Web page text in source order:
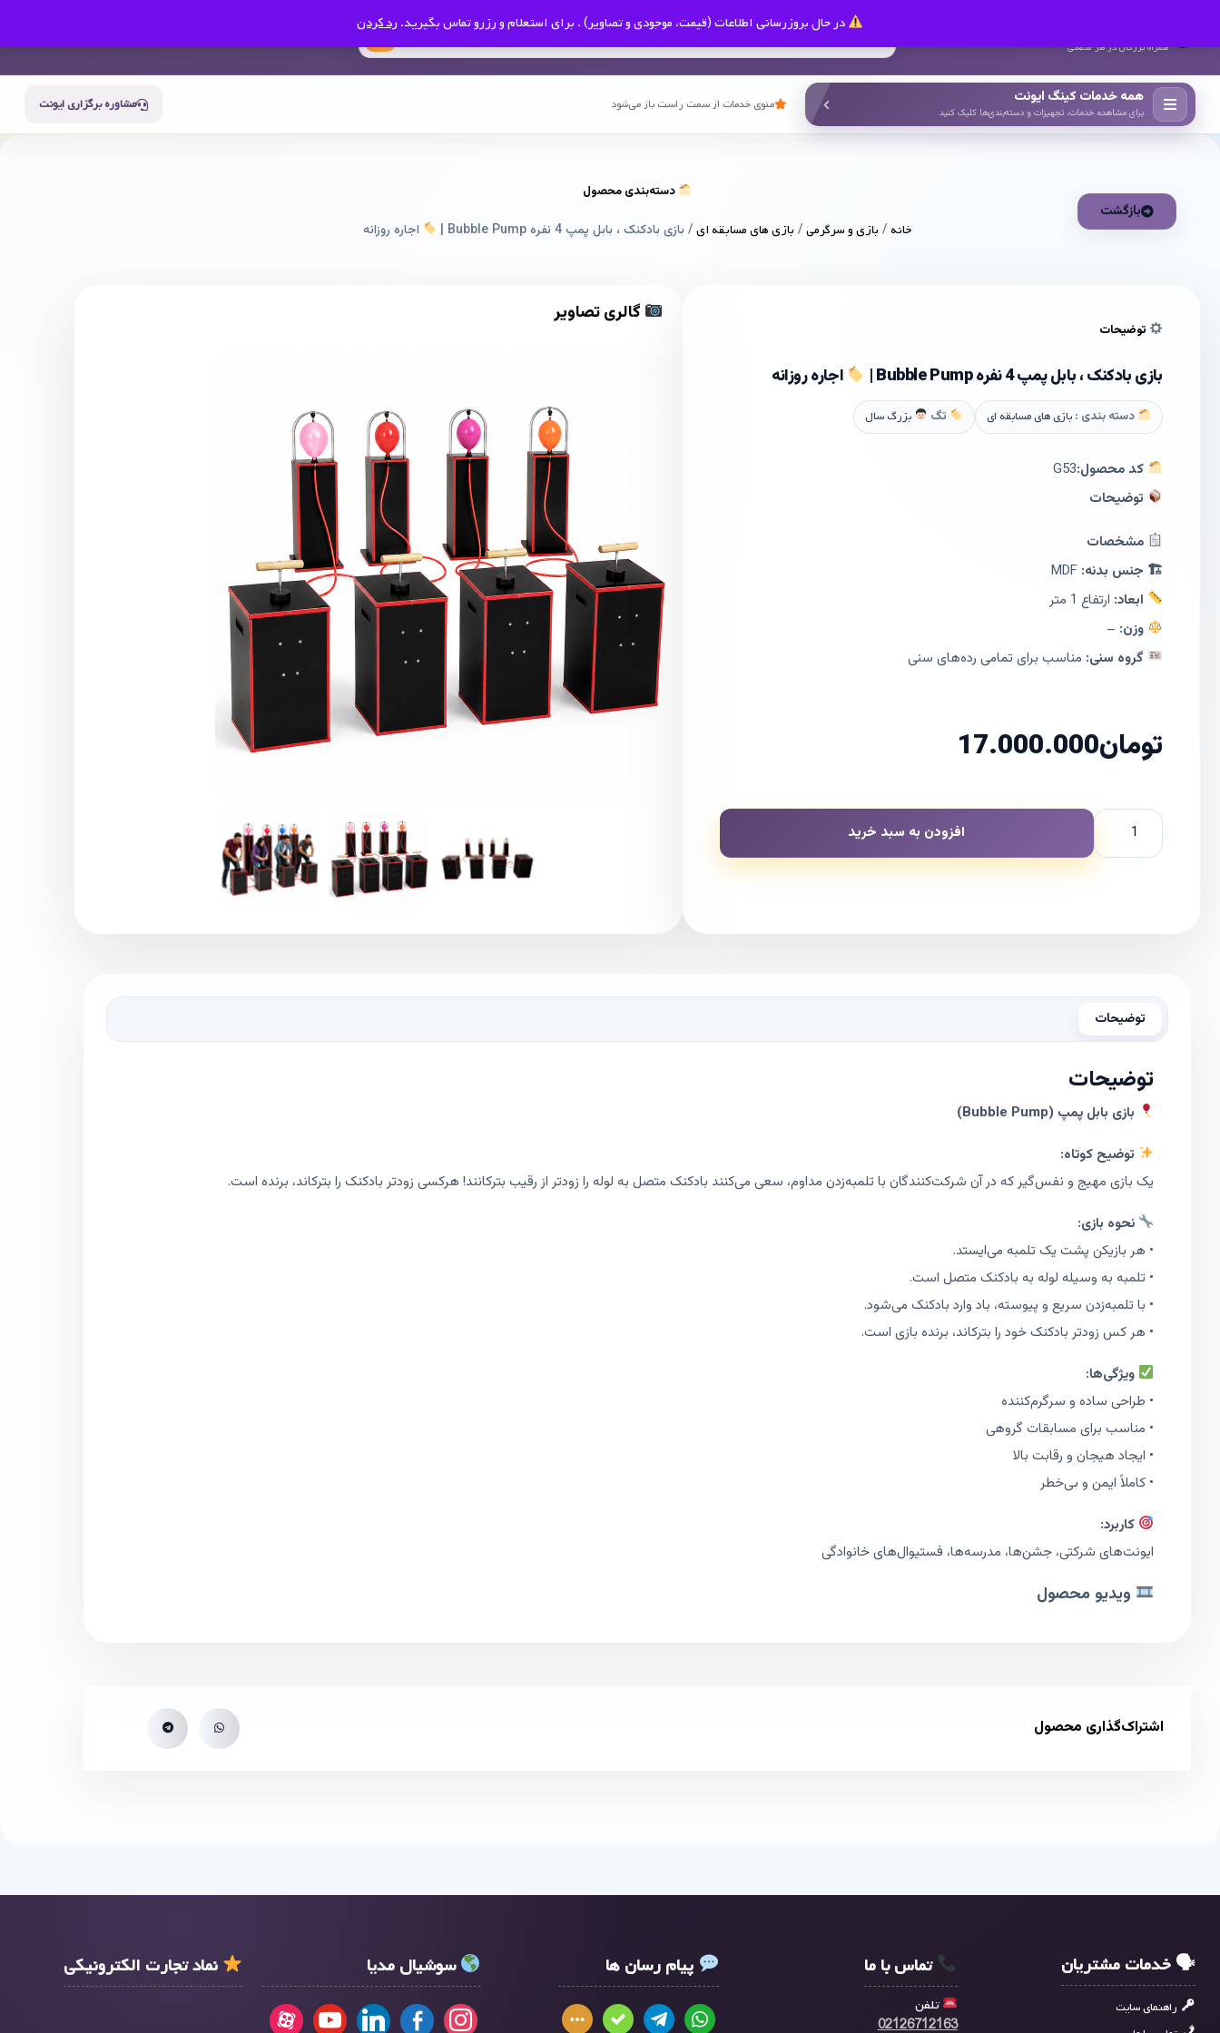
در حال بروزرسانی اطلاعات (قیمت، موجودی و تصاویر) . برای استعلام و رزرو تماس بگیرید. رد کردن
همراه بزرگان در هر صنعتی
همه خدمات کینگ ایونت
برای مشاهده خدمات، تجهیزات و دسته‌بندی‌ها کلیک کنید
منوی خدمات از سمت راست باز می‌شود مشاوره برگزاری ایونت
بازگشت
دسته‌بندی محصول
خانه/ بازی و سرگرمی/ بازی های مسابقه ای/ بازی بادکنک ، بابل پمپ 4 نفره Bubble Pump | اجاره روزانه
گالری تصاویر
توضیحات
بازی بادکنک ، بابل پمپ 4 نفره Bubble Pump | اجاره روزانه
دسته بندی :بازی های مسابقه ای تگ بزرگ سال
کد محصول:G53
توضیحات
مشخصات
🏗 جنس بدنه: MDF
ابعاد: ارتفاع 1 متر
وزن: –
گروه سنی: مناسب برای تمامی رده‌های سنی
تومان17.000.000
افزودن به سبد خرید
توضیحات
توضیحات
بازی بابل پمپ (Bubble Pump)
توضیح کوتاه:
یک بازی مهیج و نفس‌گیر که در آن شرکت‌کنندگان با تلمبه‌زدن مداوم، سعی می‌کنند بادکنک متصل به لوله را زودتر از رقیب بترکانند! هرکسی زودتر بادکنک را بترکاند، برنده است.
نحوه بازی:
• هر بازیکن پشت یک تلمبه می‌ایستد.
• تلمبه به وسیله لوله به بادکنک متصل است.
• با تلمبه‌زدن سریع و پیوسته، باد وارد بادکنک می‌شود.
• هر کس زودتر بادکنک خود را بترکاند، برنده بازی است.
ویژگی‌ها:
• طراحی ساده و سرگرم‌کننده
• مناسب برای مسابقات گروهی
• ایجاد هیجان و رقابت بالا
• کاملاً ایمن و بی‌خطر
کاربرد:
ایونت‌های شرکتی، جشن‌ها، مدرسه‌ها، فستیوال‌های خانوادگی
ویدیو محصول
اشتراک‌گذاری محصول
🗣 خدمات مشتریان
راهنمای سایت
تماس با ما
تلفن
02126712163
پیام رسان ها سوشیال مدیا نماد تجارت الکترونیکی